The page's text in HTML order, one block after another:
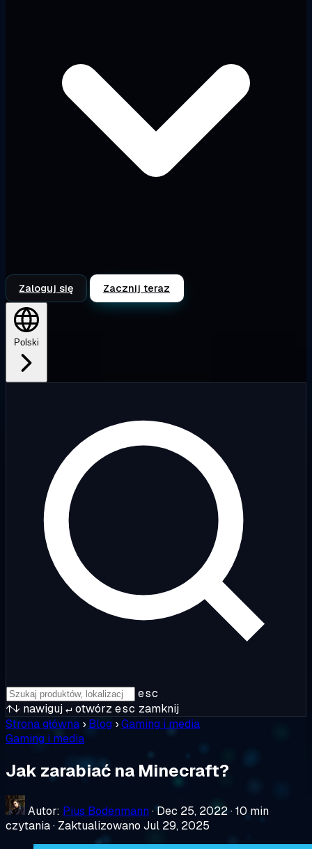
Zaloguj się Zacznij teraz
Polski
esc
↑↓ nawiguj↵otwórz esc zamknij
Strona główna › Blog ›Gaming i media
Gaming i media
Jak zarabiać na Minecraft?
Autor: Pius Bodenmann ·Dec 25, 2022·10 min
czytania· Zaktualizowano Jul 29, 2025